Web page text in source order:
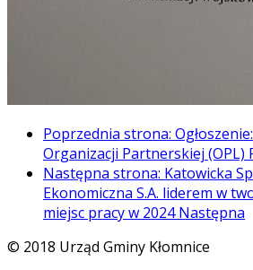
Poprzednia strona:
Organizacji Partnerskiej (OPL)
Następna strona: Katowicka
Ekonomiczna S.A. liderem w
miejsc pracy w 2024Następna
© 2018 Urząd Gminy Kłomnice